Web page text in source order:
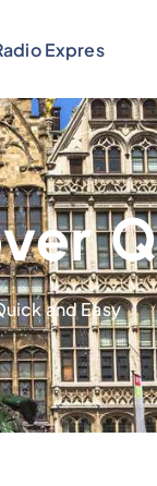
Expres
and Easy